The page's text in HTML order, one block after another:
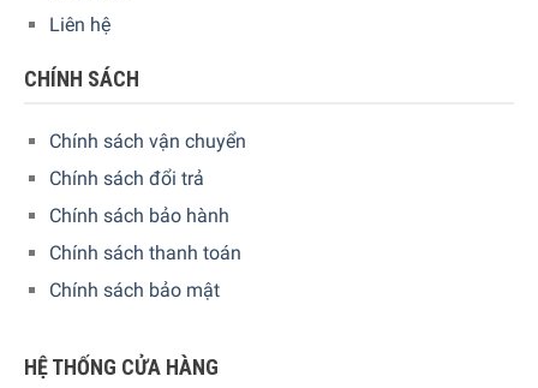
dụng và chăm sóc đúng cách, dụng cụ nấu tráng men
Riess có thể mang lại niềm vui nấu nướng trong nhiều năm
Liên hệ
CHÍNH SÁCH
Chính sách vận chuyển
Chính sách đổi trả
Chính sách bảo hành
Chính sách thanh toán
Chính sách bảo mật
HỆ THỐNG CỬA HÀNG